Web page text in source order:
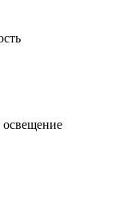
освещение